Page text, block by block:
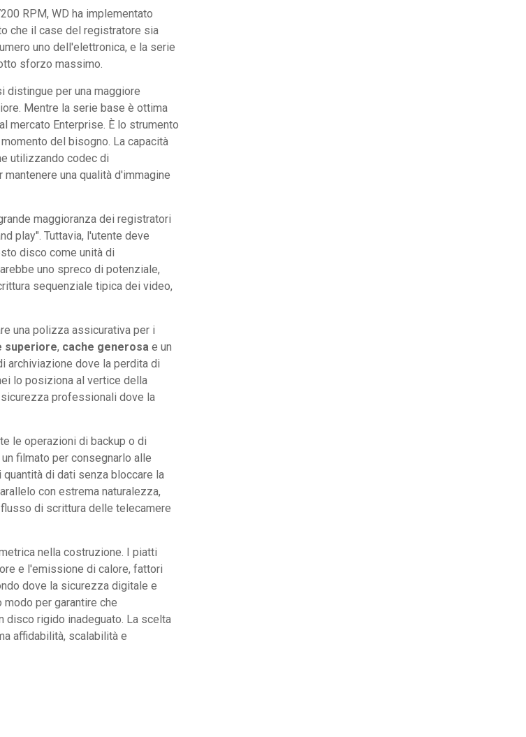
RPM, WD ha implementato
che il case del registratore sia
uno dell'elettronica, e la serie
sforzo massimo.
distingue per una maggiore
Mentre la serie base è ottima
mercato Enterprise. È lo strumento
del bisogno. La capacità
utilizzando codec di
una qualità d'immagine
maggioranza dei registratori
play". Tuttavia, l'utente deve
disco come unità di
uno spreco di potenziale,
sequenziale tipica dei video,
una polizza assicurativa per i
superiore, cache generosa e un
archiviazione dove la perdita di
lo posiziona al vertice della
professionali dove la
le operazioni di backup o di
filmato per consegnarlo alle
di dati senza bloccare la
con estrema naturalezza,
di scrittura delle telecamere
nella costruzione. I piatti
e l'emissione di calore, fattori
dove la sicurezza digitale e
per garantire che
disco rigido inadeguato. La scelta
affidabilità, scalabilità e